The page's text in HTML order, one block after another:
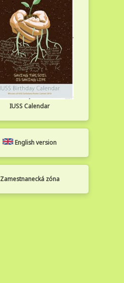
IUSS Calendar
English version
Zamestnanecká zóna